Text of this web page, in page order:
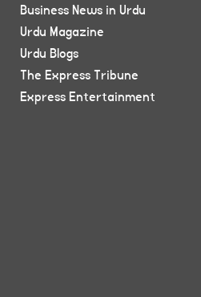
Business News in Urdu
Urdu Magazine
Urdu Blogs
The Express Tribune
Express Entertainment